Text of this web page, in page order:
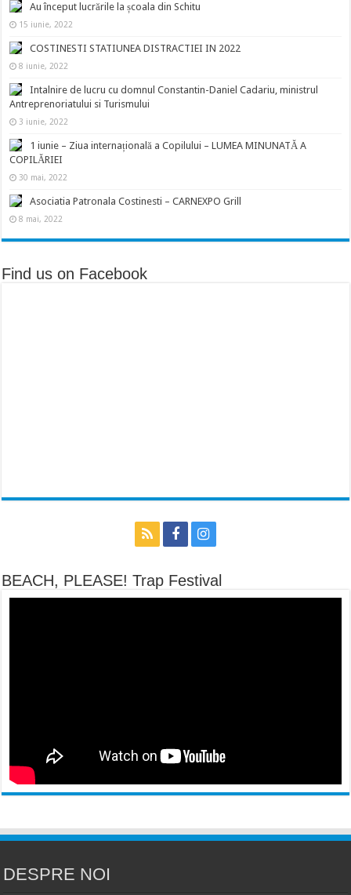
Au început lucrările la școala din Schitu
15 iunie, 2022
COSTINESTI STATIUNEA DISTRACTIEI IN 2022
8 iunie, 2022
Intalnire de lucru cu domnul Constantin-Daniel Cadariu, ministrul
Antreprenoriatului si Turismului
3 iunie, 2022
1 iunie – Ziua internațională a Copilului – LUMEA MINUNATĂ A
COPILĂRIEI
30 mai, 2022
Asociatia Patronala Costinesti – CARNEXPO Grill
8 mai, 2022
Find us on Facebook
BEACH, PLEASE! Trap Festival
DESPRE NOI